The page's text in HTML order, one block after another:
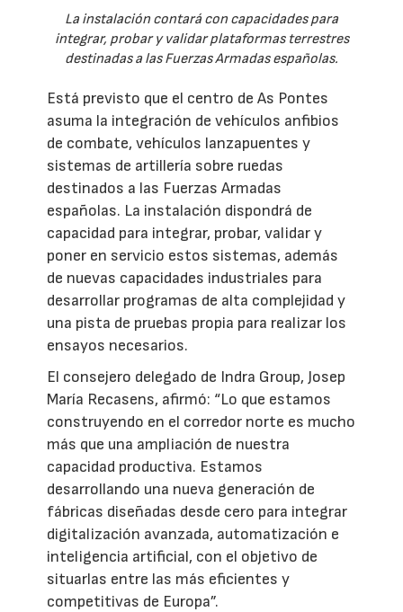
La instalación contará con capacidades para
integrar, probar y validar plataformas terrestres
destinadas a las Fuerzas Armadas españolas.
Está previsto que el centro de As Pontes
asuma la integración de vehículos anfibios
de combate, vehículos lanzapuentes y
sistemas de artillería sobre ruedas
destinados a las Fuerzas Armadas
españolas. La instalación dispondrá de
capacidad para integrar, probar, validar y
poner en servicio estos sistemas, además
de nuevas capacidades industriales para
desarrollar programas de alta complejidad y
una pista de pruebas propia para realizar los
ensayos necesarios.
El consejero delegado de Indra Group, Josep
María Recasens, afirmó: “Lo que estamos
construyendo en el corredor norte es mucho
más que una ampliación de nuestra
capacidad productiva. Estamos
desarrollando una nueva generación de
fábricas diseñadas desde cero para integrar
digitalización avanzada, automatización e
inteligencia artificial, con el objetivo de
situarlas entre las más eficientes y
competitivas de Europa”.